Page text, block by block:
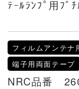
ﾃｰﾙﾗﾝﾌﾟ用ﾌﾞﾁ
フィルムアンテナ
端子用両面テープ
NRC品